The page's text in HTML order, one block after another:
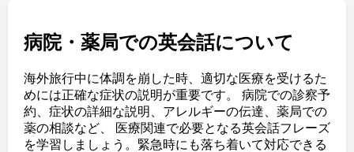
病院・薬局での英会話について
海外旅行中に体調を崩した時、適切な医療を受けるた
めには正確な症状の説明が重要です。 病院での診察予
約、症状の詳細な説明、アレルギーの伝達、薬局での
薬の相談など、 医療関連で必要となる英会話フレーズ
を学習しましょう。緊急時にも落ち着いて対応できる